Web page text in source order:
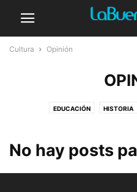
Cultura Opinión
EDUCACIÓN HISTORIA
No hay posts